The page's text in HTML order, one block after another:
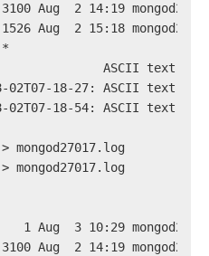
Aug  2 14:19
Aug  2 15:18
ASCII text,
02T07-18-27: ASCII text,
02T07-18-54: ASCII text,
mongod27017.log
mongod27017.log
Aug  3 10:29
Aug  2 14:19